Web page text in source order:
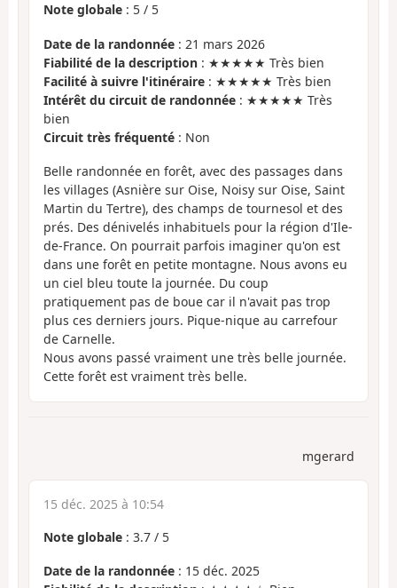
Note globale : 5 / 5
Date de la randonnée : 21 mars 2026
Fiabilité de la description : ★★★★★ Très bien
Facilité à suivre l'itinéraire : ★★★★★ Très bien
Intérêt du circuit de randonnée : ★★★★★ Très
bien
Circuit très fréquenté : Non
Belle randonnée en forêt, avec des passages dans
les villages (Asnière sur Oise, Noisy sur Oise, Saint
Martin du Tertre), des champs de tournesol et des
prés. Des dénivelés inhabituels pour la région d'Ile-
de-France. On pourrait parfois imaginer qu'on est
dans une forêt en petite montagne. Nous avons eu
un ciel bleu toute la journée. Du coup
pratiquement pas de boue car il n'avait pas trop
plus ces derniers jours. Pique-nique au carrefour
de Carnelle.
Nous avons passé vraiment une très belle journée.
Cette forêt est vraiment très belle.
mgerard
15 déc. 2025 à 10:54
Note globale : 3.7 / 5
Date de la randonnée : 15 déc. 2025